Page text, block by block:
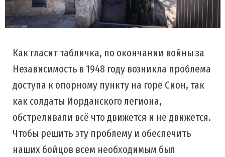
Как гласит табличка, по окончании войны за
Независимость в 1948 году возникла проблема
доступа к опорному пункту на горе Сион, так
как солдаты Иорданского легиона,
обстреливали всё что движется и не движется.
Чтобы решить эту проблему и обеспечить
наших бойцов всем необходимым был